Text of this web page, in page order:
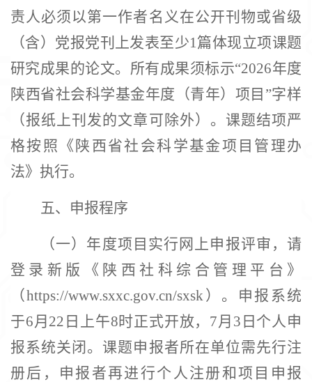
责人必须以第一作者名义在公开刊物或省级
（含）党报党刊上发表至少1篇体现立项课题
研究成果的论文。所有成果须标示“2026年度
陕西省社会科学基金年度（青年）项目”字样
（报纸上刊发的文章可除外）。课题结项严
格按照《陕西省社会科学基金项目管理办
法》执行。
五、 申报程序
（一）年度项目实行网上申报评审，请
登录新版《陕西社科综合管理平台》
（https://www.sxxc.gov.cn/sxsk）。申报系统
于6月22日上午8时正式开放，7月 3 日个人申
报系统关闭。课题申报者所在单位需先行注
册后，申报者再进行个人注册和项目申报